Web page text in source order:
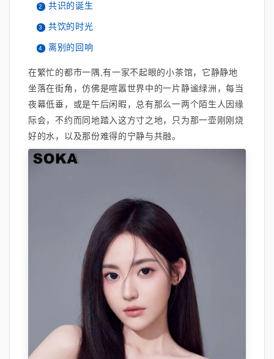
共识的诞生
共饮的时光
离别的回响
在繁忙的都市一隅,有一家不起眼的小茶馆，它静静地
坐落在街角，仿佛是喧嚣世界中的一片静谧绿洲，每当
夜幕低垂，或是午后闲暇，总有那么一两个陌生人因缘
际会，不约而同地踏入这方寸之地，只为那一壶刚刚烧
好的水，以及那份难得的宁静与共融。